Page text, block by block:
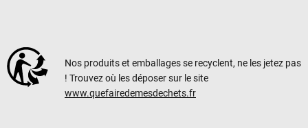
Nos produits et emballages se recyclent, ne les jetez pas
! Trouvez où les déposer sur le site
www.quefairedemesdechets.fr